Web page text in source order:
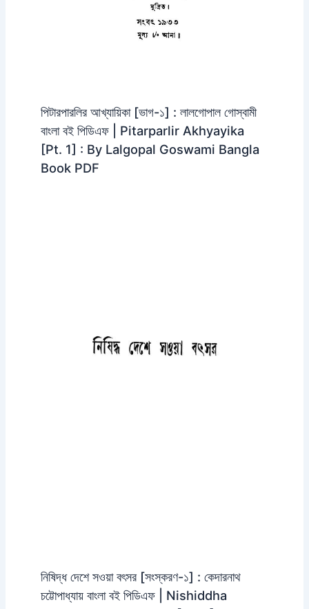
পিটারপারলির আখ্যায়িকা [ভাগ-১] : লালগোপাল গোস্বামী
বাংলা বই পিডিএফ | Pitarparlir Akhyayika
[Pt. 1] : By Lalgopal Goswami Bangla
Book PDF
নিষিদ্ধ দেশে সওয়া বৎসর [সংস্করণ-১] : কেদারনাথ
চট্টোপাধ্যায় বাংলা বই পিডিএফ | Nishiddha